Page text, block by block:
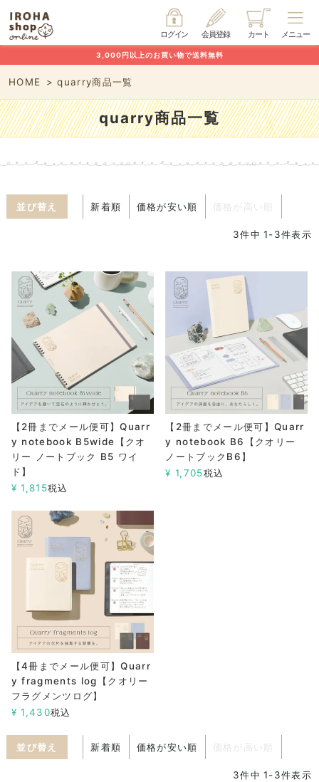
メニュー
カート
会員登録
ログイン
3,000円以上のお買い物で送料無料
HOME quarry商品一覧
quarry商品一覧
並び替え 新着順 価格が安い順 価格が高い順
3件中 1-3件表示
【2冊までメール便可】Quarr
y notebook B5wide【クオ
リー ノートブック B5 ワイ
ド】
¥ 1,815税込
【2冊までメール便可】Quarr
y notebook B6【クオリー
ノートブックB6】
¥ 1,705税込
【4冊までメール便可】Quarr
y fragments log【クオリー
フラグメンツログ】
¥ 1,430税込
並び替え 新着順 価格が安い順 価格が高い順
3件中 1-3件表示